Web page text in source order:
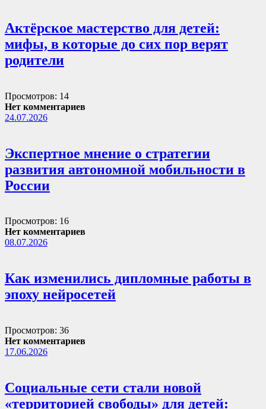
Актёрское мастерство для детей:
мифы, в которые до сих пор верят
родители
Просмотров: 14
Нет комментариев
24.07.2026
Экспертное мнение о стратегии
развития автономной мобильности в
России
Просмотров: 16
Нет комментариев
08.07.2026
Как изменились дипломные работы в
эпоху нейросетей
Просмотров: 36
Нет комментариев
17.06.2026
Социальные сети стали новой
«территорией свободы» для детей: